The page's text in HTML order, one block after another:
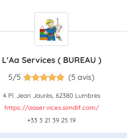
L'Aa Services ( BUREAU )
5/5 (5 avis)
4 Pl. Jean Jaurès, 62380 Lumbres
https://aaservices.simdif.com/
+33 3 21 39 25 19